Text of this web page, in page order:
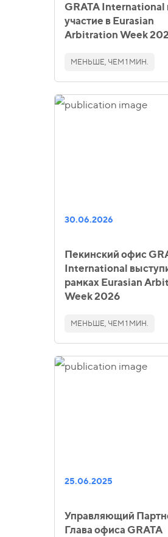
GRATA International
участие в Eurasian
Arbitration Week
МЕНЬШЕ, ЧЕМ 1 МИН.
30.06.2026
Пекинский офис
International
рамках Eurasian
Week 2026
МЕНЬШЕ, ЧЕМ 1 МИН.
25.06.2025
Управляющий
Глава офиса GRATA